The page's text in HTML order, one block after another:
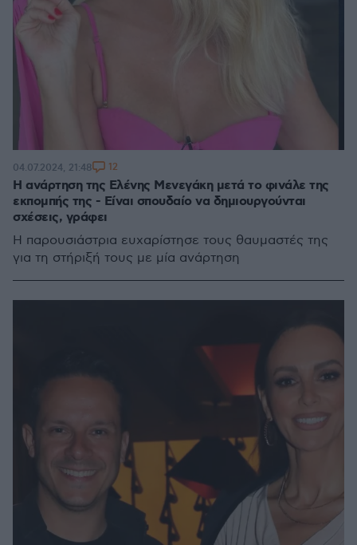
Η ανάρτηση της Ελένης Μενεγάκη μετά το φινάλε της
εκπομπής της - Είναι σπουδαίο να δημιουργούνται
σχέσεις, γράφει
Η παρουσιάστρια ευχαρίστησε τους θαυμαστές της
για τη στήριξή τους με μία ανάρτηση
04.07.2024, 21:48 12